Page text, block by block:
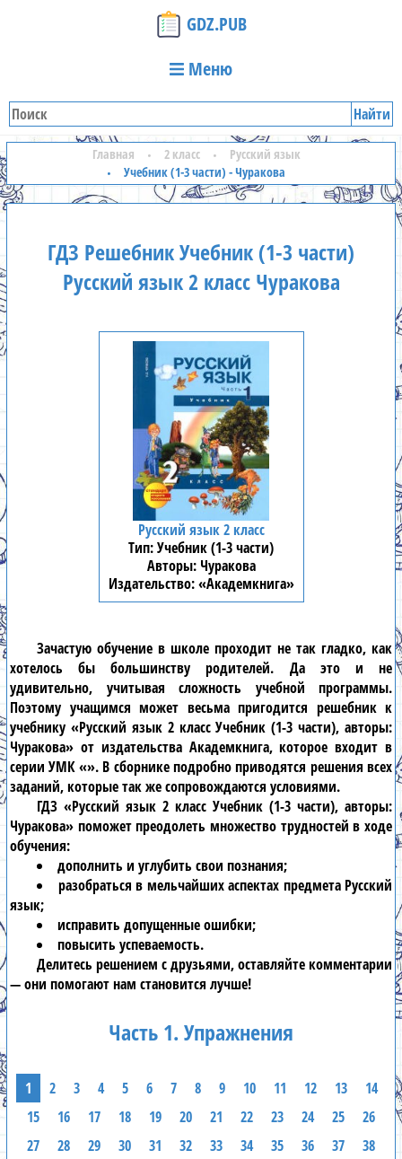
GDZ.PUB
Меню
Найти
Главная 2 класс
Русский язык
Учебник (1-3 части) - Чуракова
ГДЗ Решебник Учебник (1-3 части)
Русский язык 2 класс Чуракова
Русский язык 2 класс
Учебник (1-3 части)
Чуракова
«Академкнига»
Зачастую обучение в школе проходит не так гладко, как
хотелось бы большинству родителей. Да это и не
удивительно, учитывая сложность учебной программы.
Поэтому учащимся может весьма пригодится решебник к
учебнику «Русский язык 2 класс Учебник (1-3 части), авторы:
Чуракова» от издательства Академкнига, которое входит в
серии УМК «». В сборнике подробно приводятся решения всех
заданий, которые так же сопровождаются условиями.
ГДЗ «Русский язык 2 класс Учебник (1-3 части), авторы:
Чуракова» поможет преодолеть множество трудностей в ходе
обучения:
дополнить и углубить свои познания;
разобраться в мельчайших аспектах предмета Русский
язык;
исправить допущенные ошибки;
повысить успеваемость.
Делитесь решением с друзьями, оставляйте комментарии
— они помогают нам становится лучше!
Часть 1. Упражнения
1 2 3 4 5 6 7 8 9 10 11 12 13
14
15
16 17 18 19 20 21 22 23 24 25
26
27
28 29 30 31 32 33 34 35 36 37
38